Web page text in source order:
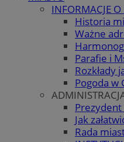
INFORMACJE O
Historia
Ważne
Parafie i
Rozkłady
Pogoda w
Jak
Rada